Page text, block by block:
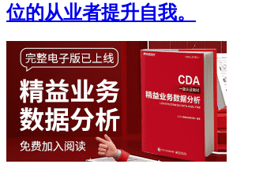
位的从业者提升自我。